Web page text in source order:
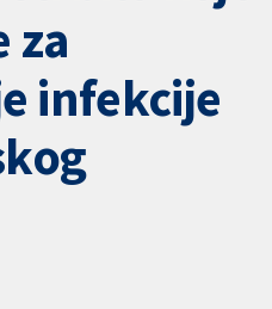
za
infekcije